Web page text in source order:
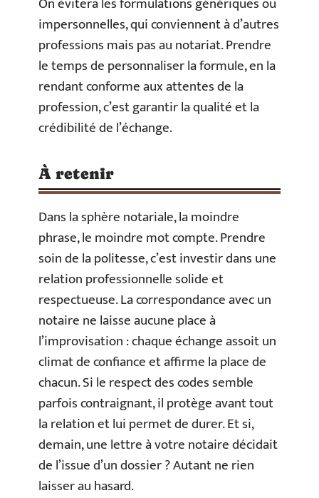
impersonnelles, qui conviennent à d’autres
professions mais pas au notariat. Prendre
le temps de personnaliser la formule, en la
rendant conforme aux attentes de la
profession, c’est garantir la qualité et la
crédibilité de l’échange.
À retenir
Dans la sphère notariale, la moindre
phrase, le moindre mot compte. Prendre
soin de la politesse, c’est investir dans une
relation professionnelle solide et
respectueuse. La correspondance avec un
notaire ne laisse aucune place à
l’improvisation : chaque échange assoit un
climat de confiance et affirme la place de
chacun. Si le respect des codes semble
parfois contraignant, il protège avant tout
la relation et lui permet de durer. Et si,
demain, une lettre à votre notaire décidait
de l’issue d’un dossier ? Autant ne rien
laisser au hasard.